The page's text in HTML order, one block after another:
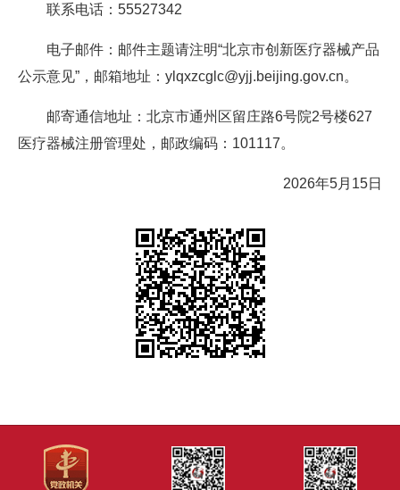
联系电话：55527342
电子邮件：邮件主题请注明“北京市创新医疗器械产品
公示意见”，邮箱地址：ylqxzcglc@yjj.beijing.gov.cn。
邮寄通信地址：北京市通州区留庄路6号院2号楼627
医疗器械注册管理处，邮政编码：101117。
2026年5月15日